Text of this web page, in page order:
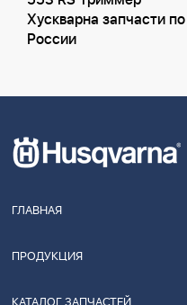
Хускварна запчасти по
России
ГЛАВНАЯ
ПРОДУКЦИЯ